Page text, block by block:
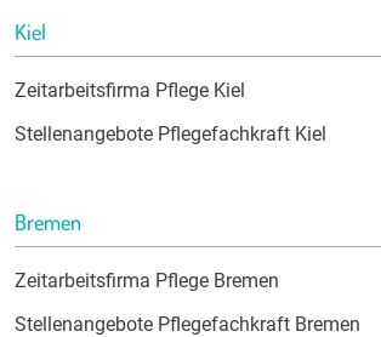
Kiel
Zeitarbeitsfirma Pflege Kiel
Stellenangebote Pflegefachkraft Kiel
Bremen
Zeitarbeitsfirma Pflege Bremen
Stellenangebote Pflegefachkraft Bremen